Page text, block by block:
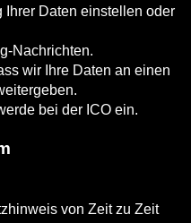
Ihrer Daten einstellen oder
Nachrichten.
wir Ihre Daten an einen
bei der ICO ein.
von Zeit zu Zeit